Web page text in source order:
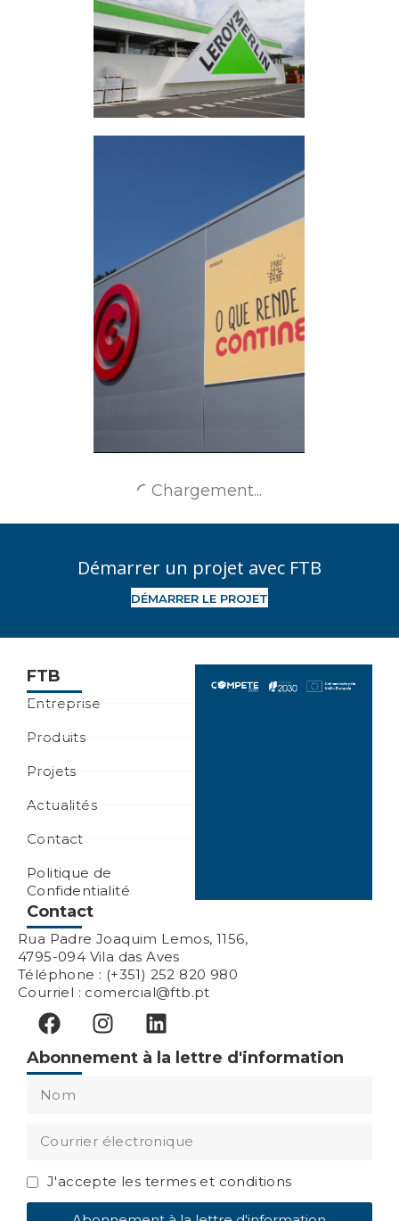
Groupe MD
Panneaux sandwichs
Paranhos
Charger plus de projets
Démarrer un projet avec FTB
DÉMARRER LE PROJET
FTB
Entreprise
Produits
Projets
Actualités
Contact
Politique de
Confidentialité
Contact
Rua Padre Joaquim Lemos, 1156,
4795-094 Vila das Aves
Téléphone : (+351) 252 820 980
Courriel : comercial@ftb.pt
Abonnement à la lettre d'information
J'accepte les termes et conditions